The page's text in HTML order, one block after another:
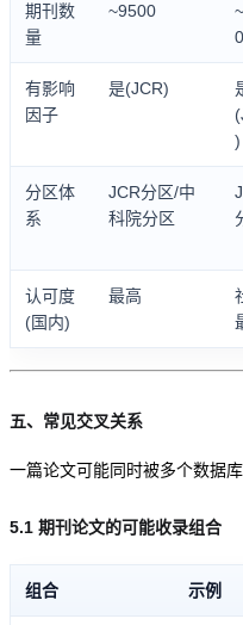
期刊数
量
~9500
0
有影响
因子
是(JCR)
)
分区体
系
JCR分区/中
科院分区
认可度
(国内)
最高
五、常见交叉关系
一篇论文可能同时被多个数据库
5.1 期刊论文的可能收录组合
组合 示例